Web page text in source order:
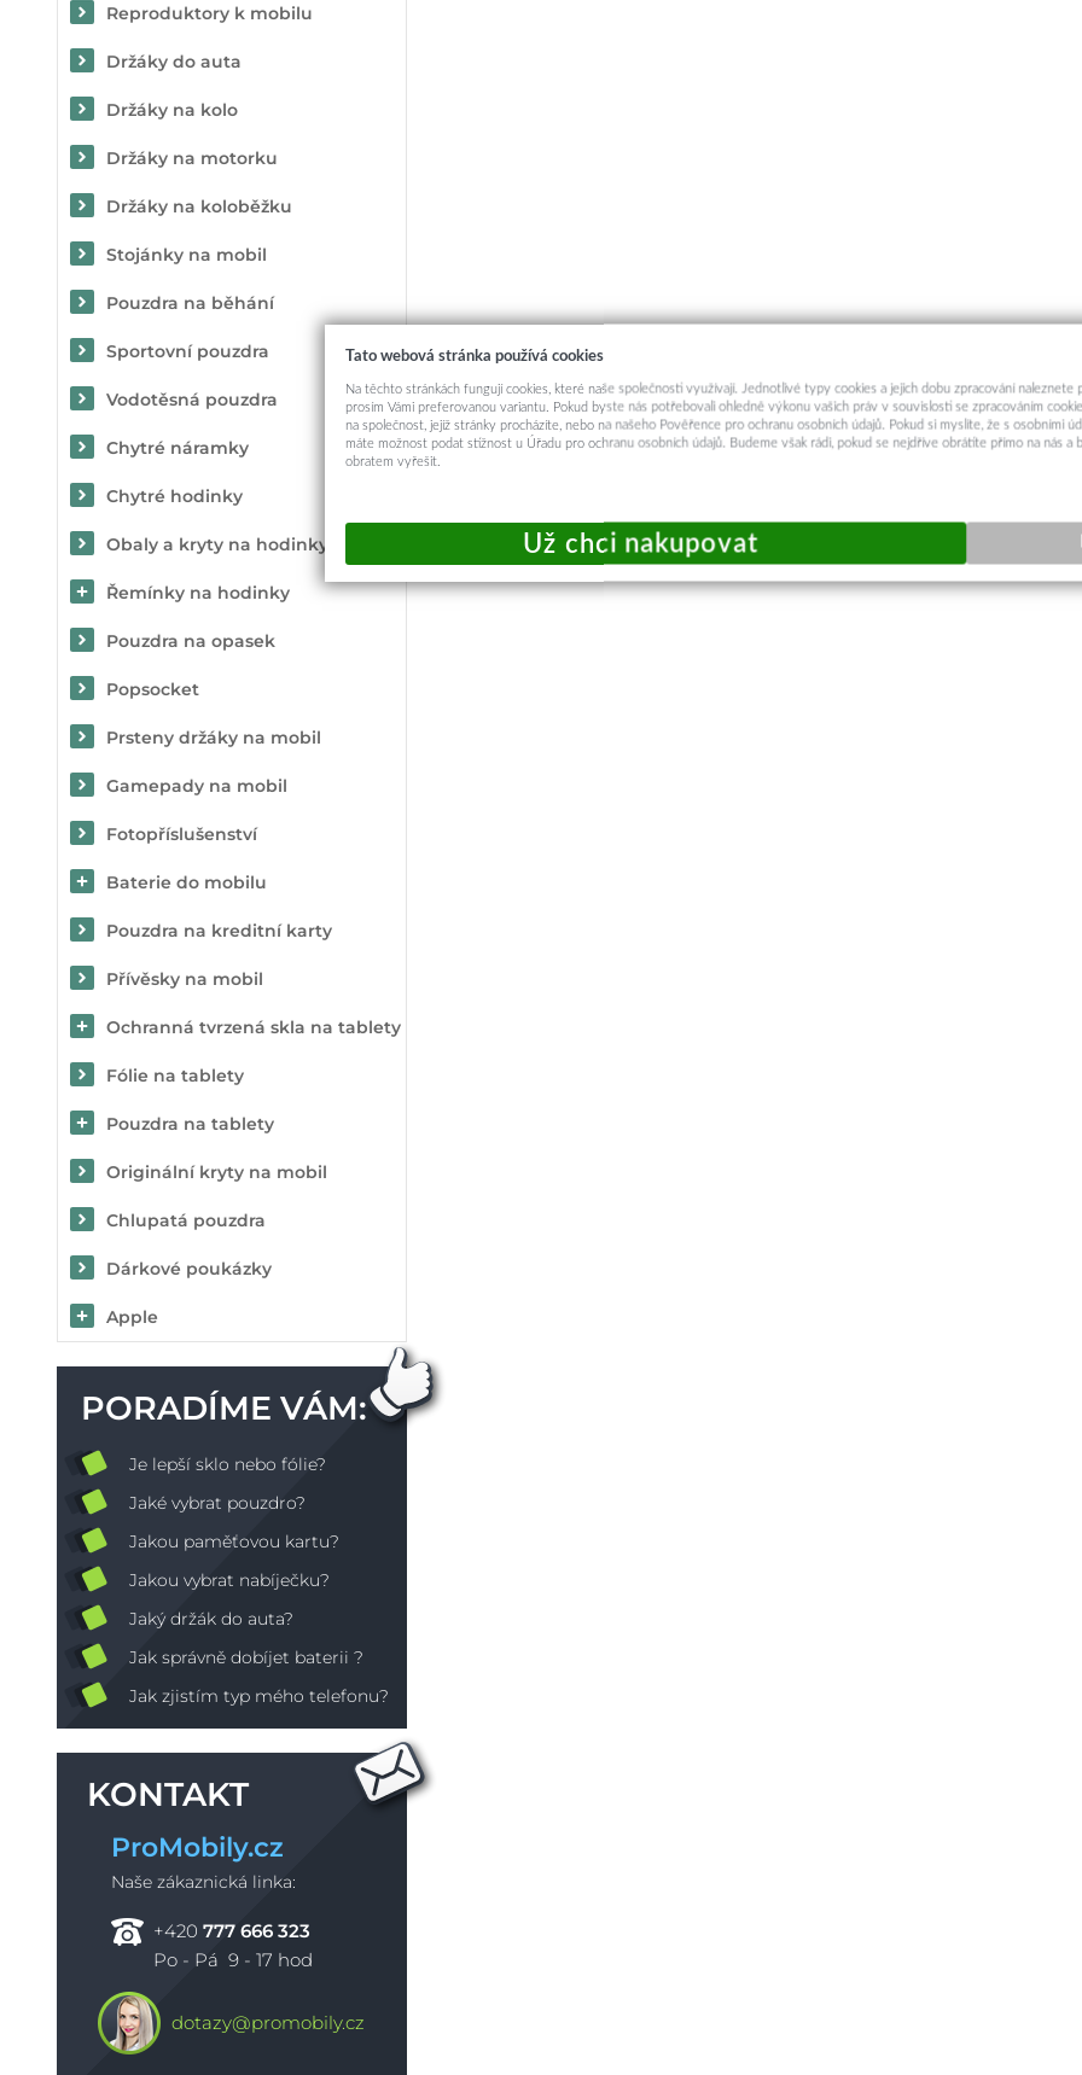
Reproduktory k mobilu
Držáky do auta
Držáky na kolo
Držáky na motorku
Držáky na koloběžku
Stojánky na mobil
Pouzdra na běhání
Sportovní pouzdra
Vodotěsná pouzdra
Chytré náramky
Chytré hodinky
Obaly a kryty na hodinky
Řemínky na hodinky
Pouzdra na opasek
Popsocket
Prsteny držáky na mobil
Gamepady na mobil
Fotopříslušenství
Baterie do mobilu
Pouzdra na kreditní karty
Přívěsky na mobil
Ochranná tvrzená skla na tablety
Fólie na tablety
Pouzdra na tablety
Originální kryty na mobil
Chlupatá pouzdra
Dárkové poukázky
Apple
PORADÍME VÁM:
Je lepší sklo nebo fólie?
Jaké vybrat pouzdro?
Jakou paměťovou kartu?
Jakou vybrat nabíječku?
Jaký držák do auta?
Jak správně dobíjet baterii ?
Jak zjistím typ mého telefonu?
KONTAKT
ProMobily.cz
Naše zákaznická linka:
+420 777 666 323
Po - Pá 9 - 17 hod
dotazy@promobily.cz
Tato webová stránka používá cookies
Na těchto stránkách fungují cookies, které naše společnosti využívají. Jednotlivé typy cookies a jejich dobu zpracování naleznete
prosím Vámi preferovanou variantu. Pokud byste nás potřebovali ohledně výkonu vašich práv v souvislosti se zpracováním
na společnost, jejíž stránky procházíte, nebo na našeho Pověřence pro ochranu osobních údajů. Pokud si myslíte, že s osobními
máte možnost podat stížnost u Úřadu pro ochranu osobních údajů. Budeme však rádi, pokud se nejdříve obrátíte přímo na nás a
obratem vyřešit.